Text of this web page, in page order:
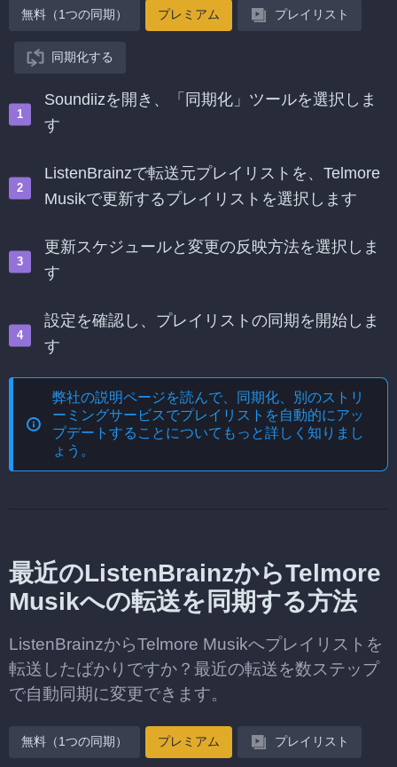
無料（1つの同期） プレミアム プレイリスト
同期化する
Soundiizを開き、「同期化」ツールを選択しま
す
ListenBrainzで転送元プレイリストを、Telmore
Musikで更新するプレイリストを選択します
更新スケジュールと変更の反映方法を選択しま
す
設定を確認し、プレイリストの同期を開始しま
す
弊社の説明ページを読んで、
同期化、別のストリ
ーミングサービスでプレイリストを自動的にアッ
プデートする ことについてもっと詳しく知りまし
ょう。
最近のListenBrainzからTelmore
Musikへの転送を同期する方法
ListenBrainzからTelmore Musikへプレイリストを
転送したばかりですか？最近の転送を数ステップ
で自動同期に変更できます。
無料（1つの同期） プレミアム プレイリスト